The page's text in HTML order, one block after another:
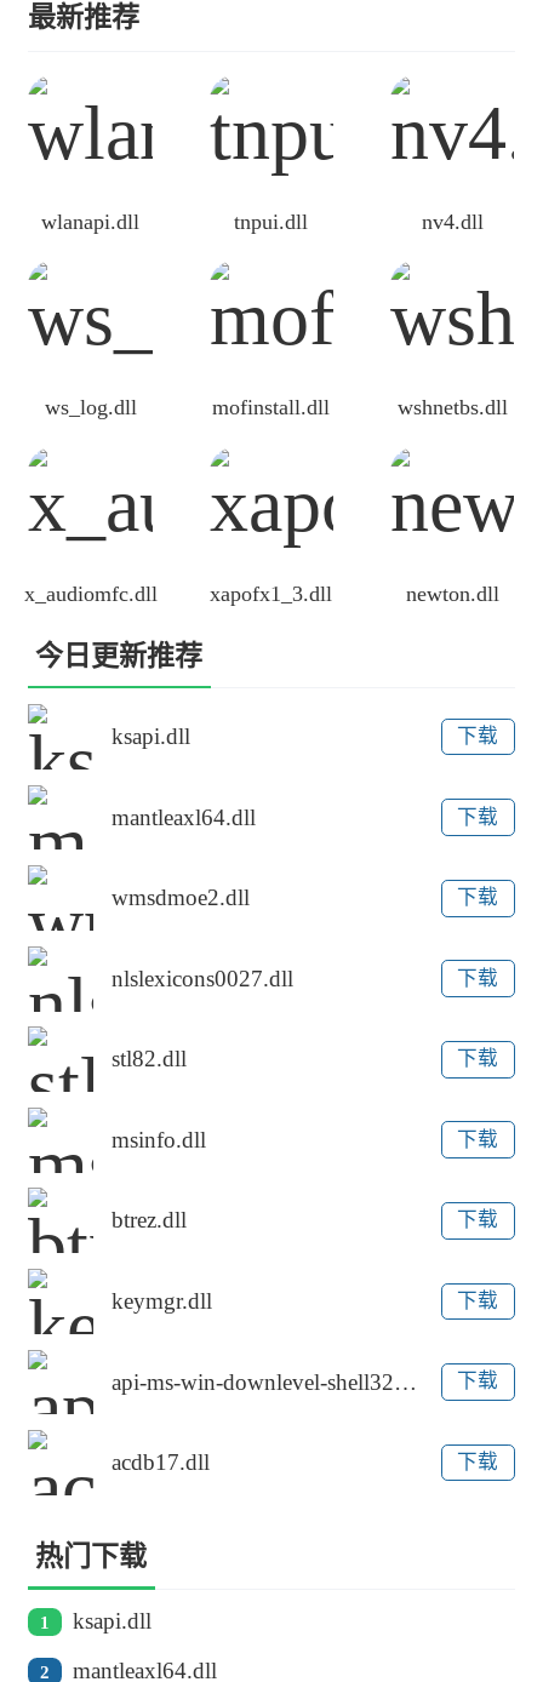
最新推荐
wlanapi.dll tnpui.dll nv4.dll
ws_log.dll mofinstall.dll wshnetbs.dll
x_audiomfc.dll xapofx1_3.dll newton.dll
今日更新推荐
ksapi.dll 下载
mantleaxl64.dll 下载
wmsdmoe2.dll 下载
nlslexicons0027.dll 下载
stl82.dll 下载
msinfo.dll 下载
btrez.dll 下载
keymgr.dll 下载
api-ms-win-downlevel-shell32-l1-1-0.dll 下载
acdb17.dll 下载
热门下载
1 ksapi.dll
2 mantleaxl64.dll